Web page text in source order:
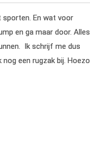
sporten. En wat voor
en ga maar door. Alles
Ik schrijf me dus
een rugzak bij. Hoezo